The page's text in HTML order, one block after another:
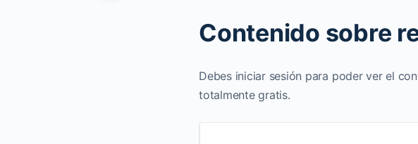
Contenido sobre
Debes iniciar sesión para poder ver el
totalmente gratis.